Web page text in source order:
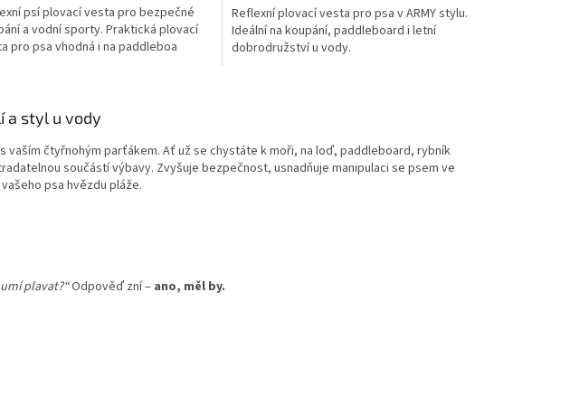
psí plovací vesta pro bezpečné
a vodní sporty. Praktická plovací
pro psa vhodná i na paddleboa
z
5
hvězdiček.
Reflexní plovací vesta pro psa v ARMY stylu.
Ideální na koupání, paddleboard i letní
dobrodružství u vody.
l
d
a
c
y
a styl u vody
čtyřnohým parťákem. Ať už se chystáte k moři, na loď, paddleboard, rybník
součástí výbavy. Zvyšuje bezpečnost, usnadňuje manipulaci se psem ve
psa hvězdu pláže.
plavat?“Odpověď zní – ano, měl by.